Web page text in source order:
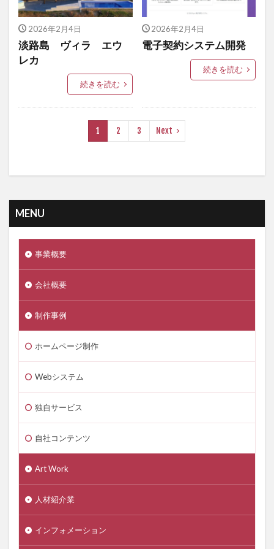
2026年2月4日
淡路島 ヴィラ エウ
レカ
続きを読む
2026年2月4日
電子契約システム開発
続きを読む
1 2 3 Next
MENU
事業概要
会社概要
制作事例
ホームページ制作
Webシステム
独自サービス
自社コンテンツ
Art Work
人材紹介業
インフォメーション